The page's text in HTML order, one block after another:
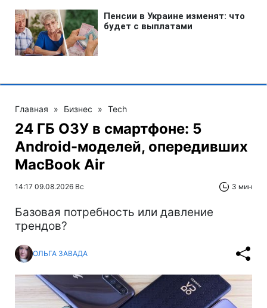
Главная » Бизнес » Tech
24 ГБ ОЗУ в смартфоне: 5
Android-моделей, опередивших
MacBook Air
14:17 09.08.2026 Вс 3 мин
Базовая потребность или давление
трендов?
ОЛЬГА ЗАВАДА